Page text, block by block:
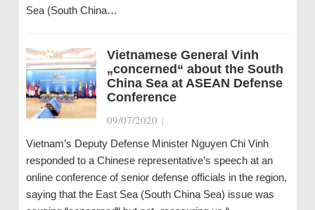
Sea (South China…
Vietnamese General Vinh
„concerned“ about the South
China Sea at ASEAN Defense
Conference
09/07/2020 |
Vietnam’s Deputy Defense Minister Nguyen Chi Vinh
responded to a Chinese representative’s speech at an
online conference of senior defense officials in the region,
saying that the East Sea (South China Sea) issue was